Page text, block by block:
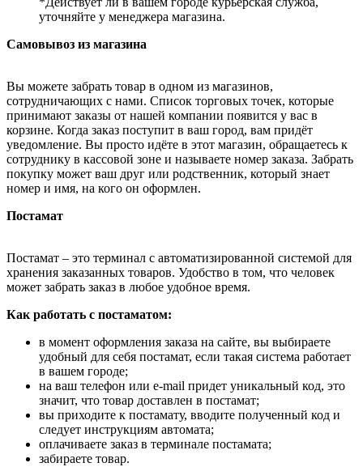
уточняйте у менеджера магазина.
Самовывоз из магазина
Вы можете забрать товар в одном из магазинов,
сотрудничающих с нами. Список торговых точек, которые
принимают заказы от нашей компании появится у вас в
корзине. Когда заказ поступит в ваш город, вам придёт
уведомление. Вы просто идёте в этот магазин, обращаетесь к
сотруднику в кассовой зоне и называете номер заказа. Забрать
покупку может ваш друг или родственник, который знает
номер и имя, на кого он оформлен.
Постамат
Постамат – это терминал с автоматизированной системой для
хранения заказанных товаров. Удобство в том, что человек
может забрать заказ в любое удобное время.
Как работать с постаматом:
в момент оформления заказа на сайте, вы выбираете
удобный для себя постамат, если такая система работает
в вашем городе;
на ваш телефон или e-mail придет уникальный код, это
значит, что товар доставлен в постамат;
вы приходите к постамату, вводите полученный код и
следует инструкциям автомата;
оплачиваете заказ в терминале постамата;
забираете товар.